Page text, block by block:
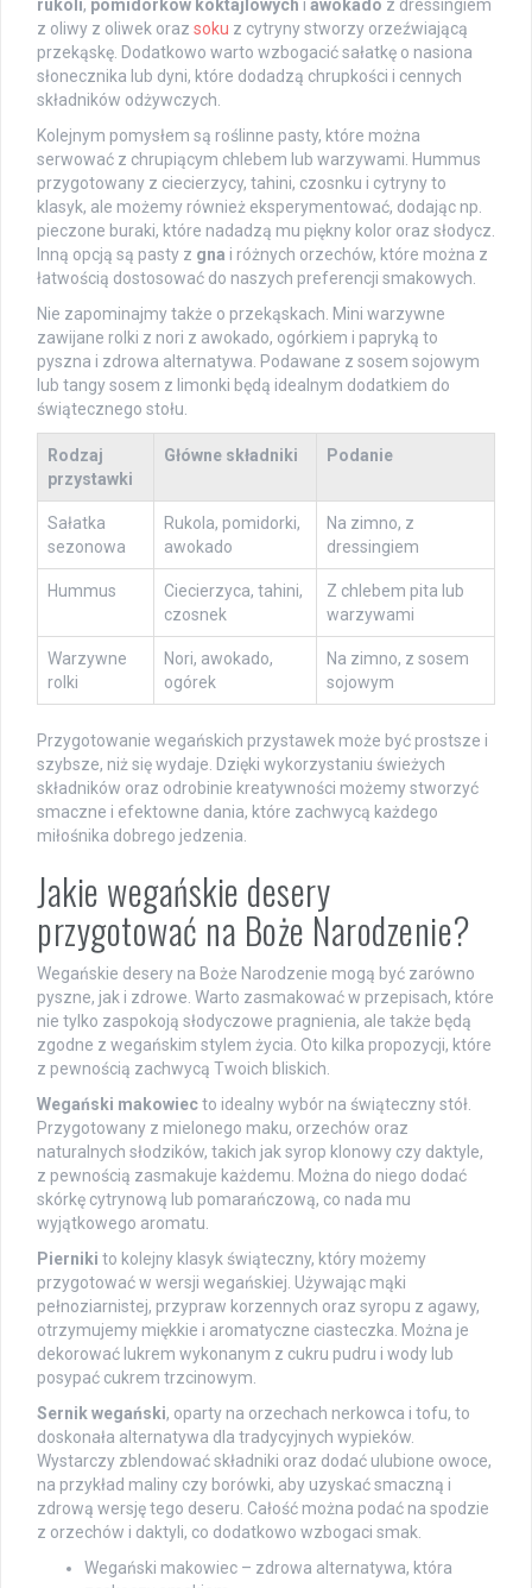
rukoli, pomidorków koktajlowych i awokado z dressingiem
z oliwy z oliwek oraz soku z cytryny stworzy orzeźwiającą
przekąskę. Dodatkowo warto wzbogacić sałatkę o nasiona
słonecznika lub dyni, które dodadzą chrupkości i cennych
składników odżywczych.
Kolejnym pomysłem są roślinne pasty, które można
serwować z chrupiącym chlebem lub warzywami. Hummus
przygotowany z ciecierzycy, tahini, czosnku i cytryny to
klasyk, ale możemy również eksperymentować, dodając np.
pieczone buraki, które nadadzą mu piękny kolor oraz słodycz.
Inną opcją są pasty z gna i różnych orzechów, które można z
łatwością dostosować do naszych preferencji smakowych.
Nie zapominajmy także o przekąskach. Mini warzywne
zawijane rolki z nori z awokado, ogórkiem i papryką to
pyszna i zdrowa alternatywa. Podawane z sosem sojowym
lub tangy sosem z limonki będą idealnym dodatkiem do
świątecznego stołu.
Rodzaj
przystawki
Główne składniki Podanie
Sałatka
sezonowa
Rukola, pomidorki,
awokado
Na zimno, z
dressingiem
Hummus
Ciecierzyca, tahini,
czosnek
Z chlebem pita lub
warzywami
Warzywne
rolki
Nori, awokado,
ogórek
Na zimno, z sosem
sojowym
Przygotowanie wegańskich przystawek może być prostsze i
szybsze, niż się wydaje. Dzięki wykorzystaniu świeżych
składników oraz odrobinie kreatywności możemy stworzyć
smaczne i efektowne dania, które zachwycą każdego
miłośnika dobrego jedzenia.
Jakie wegańskie desery
przygotować na Boże Narodzenie?
Wegańskie desery na Boże Narodzenie mogą być zarówno
pyszne, jak i zdrowe. Warto zasmakować w przepisach, które
nie tylko zaspokoją słodyczowe pragnienia, ale także będą
zgodne z wegańskim stylem życia. Oto kilka propozycji, które
z pewnością zachwycą Twoich bliskich.
Wegański makowiecto idealny wybór na świąteczny stół.
Przygotowany z mielonego maku, orzechów oraz
naturalnych słodzików, takich jak syrop klonowy czy daktyle,
z pewnością zasmakuje każdemu. Można do niego dodać
skórkę cytrynową lub pomarańczową, co nada mu
wyjątkowego aromatu.
Pierniki to kolejny klasyk świąteczny, który możemy
przygotować w wersji wegańskiej. Używając mąki
pełnoziarnistej, przypraw korzennych oraz syropu z agawy,
otrzymujemy miękkie i aromatyczne ciasteczka. Można je
dekorować lukrem wykonanym z cukru pudru i wody lub
posypać cukrem trzcinowym.
Sernik wegański, oparty na orzechach nerkowca i tofu, to
doskonała alternatywa dla tradycyjnych wypieków.
Wystarczy zblendować składniki oraz dodać ulubione owoce,
na przykład maliny czy borówki, aby uzyskać smaczną i
zdrową wersję tego deseru. Całość można podać na spodzie
z orzechów i daktyli, co dodatkowo wzbogaci smak.
Wegański makowiec – zdrowa alternatywa, która